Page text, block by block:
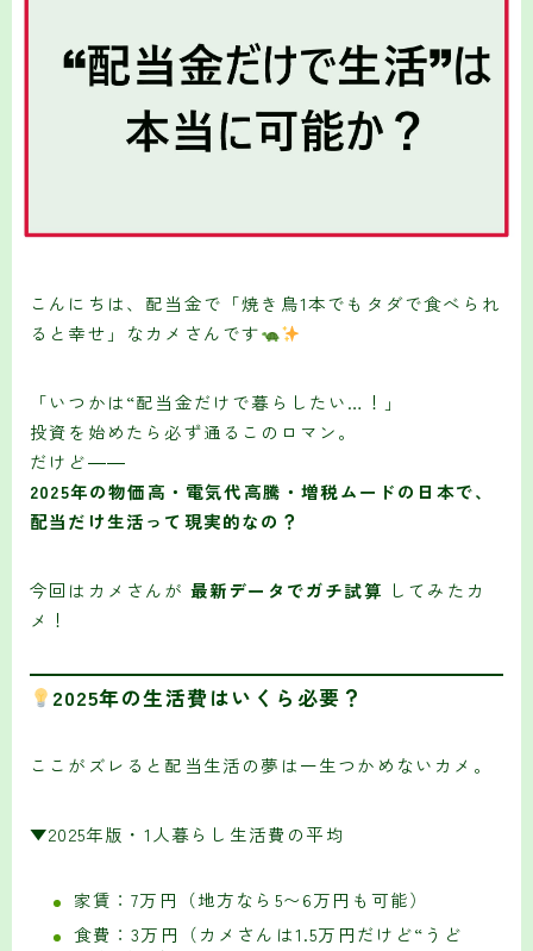
こんにちは、配当金で「焼き鳥1本でもタダで食べられ
ると幸せ」なカメさんです
「いつかは“配当金だけで暮らしたい…！」
投資を始めたら必ず通るこのロマン。
だけど――
2025年の物価高・電気代高騰・増税ムードの日本で、
配当だけ生活って現実的なの？
今回はカメさんが 最新データでガチ試算 してみたカ
メ！
2025年の生活費はいくら必要？
ここがズレると配当生活の夢は一生つかめないカメ。
▼2025年版・1人暮らし生活費の平均
家賃：7万円（地方なら5〜6万円も可能）
食費：3万円（カメさんは1.5万円だけど“うど